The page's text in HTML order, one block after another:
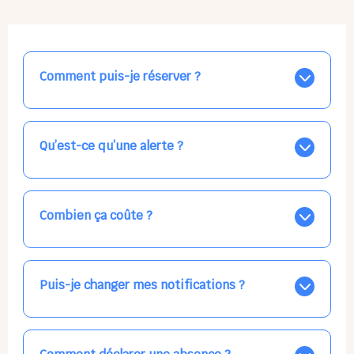
Comment puis-je réserver ?
Nos places libres au quotidien sont affichées jour par
jour dans le calendrier ci-dessus, EN BLEU. Tapez sur
celle qui vous intéresse, choisissez vos horaires, et la
confirmation est immédiate ! Vos accueils
Qu’est-ce qu’une alerte ?
Vous avez besoin d'une solution d'accueil pour une
date précise, ou pour un jour régulier dans la semaine,
mais les places disponibles EN BLEU ne correspondent
pas ? Créez une alerte ponctuelle ou récurrente, ainsi
Combien ça coûte ?
Votre accueil est normalement facturé par la direction
de la crèche, en fin de mois, selon votre taux horaire
habituel. N'hésitez pas à confirmer directement avec
l'équipe lors de la prochaine visite !
Puis-je changer mes notifications ?
Dans votre profil (bouton bleu en haut à droite), vous
pouvez choisir de recevoir les alertes et confirmations
par email, par SMS, par les deux canaux en même